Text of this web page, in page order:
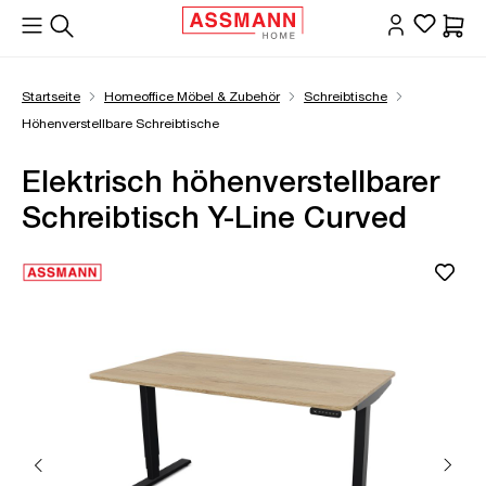
springen
Startseite Homeoffice Möbel & Zubehör
Schreibtische
Höhenverstellbare Schreibtische
Elektrisch höhenverstellbarer
Schreibtisch Y-Line Curved